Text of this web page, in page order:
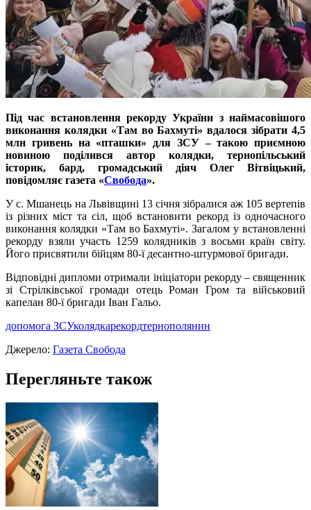
Під час встановлення рекорду України з наймасовішого
виконання колядки «Там во Бахмуті» вдалося зібрати 4,5
млн гривень на «пташки» для ЗСУ – такою приємною
новиною поділився автор колядки, тернопільський
історик, бард, громадський діяч Олег Вітвіцький,
повідомляє газета «Свобода».
У с. Мшанець на Львівщині 13 січня зібралися аж 105 вертепів
із різних міст та сіл, щоб встановити рекорд із одночасного
виконання колядки «Там во Бахмуті». Загалом у встановленні
рекорду взяли участь 1259 колядників з восьми країн світу.
Його присвятили бійцям 80-ї десантно-штурмової бригади.
Відповідні дипломи отримали ініціатори рекорду – священник
зі Стрілківської громади отець Роман Гром та військовий
капелан 80-ї бригади Іван Гальо.
допомога ЗСУколядкарекордтернополянин
Джерело: Газета Свобода
Перегляньте також